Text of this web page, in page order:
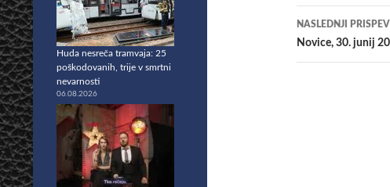
NASLEDNJI
Novice, 30. junij
Huda nesreča tramvaja: 25
poškodovanih, trije v smrtni
nevarnosti
06.08.2026